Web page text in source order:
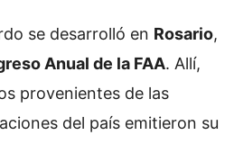
se desarrolló en Rosario,
Anual de la FAA. Allí,
provenientes de las
del país emitieron su